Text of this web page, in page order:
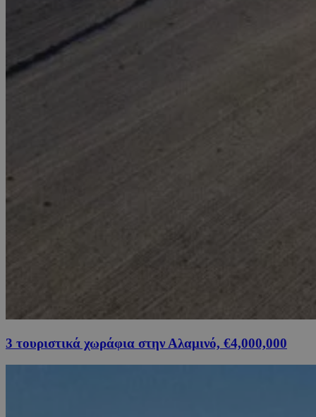
3 τουριστικά χωράφια στην Αλαμινό, €4,000,000